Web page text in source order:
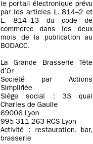
le portail électronique prévu
par les articles L. 814–2 et
L. 814–13 du code de
commerce dans les deux
mois de la publication au
BODACC.
La Grande Brasserie Tête
d’Or
Société par Actions
Simplifiée
Siège social : 33 quai
Charles de Gaulle
69006 Lyon
995 311 263 RCS Lyon
Activité : restauration, bar,
brasserie